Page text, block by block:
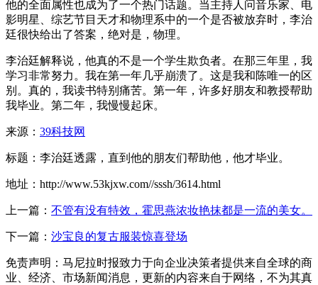
他的全面属性也成为了一个热门话题。当主持人问音乐家、电
影明星、综艺节目天才和物理系中的一个是否被放弃时，李治
廷很快给出了答案，绝对是，物理。
李治廷解释说，他真的不是一个学生欺负者。在那三年里，我
学习非常努力。我在第一年几乎崩溃了。这是我和陈唯一的区
别。真的，我读书特别痛苦。第一年，许多好朋友和教授帮助
我毕业。第二年，我慢慢起床。
来源： 39科技网
标题：李治廷透露，直到他的朋友们帮助他，他才毕业。
地址：http://www.53kjxw.com//sssh/3614.html
上一篇： 不管有没有特效，霍思燕浓妆艳抹都是一流的美女。
下一篇： 沙宝良的复古服装惊喜登场
免责声明：马尼拉时报致力于向企业决策者提供来自全球的商
业、经济、市场新闻消息，更新的内容来自于网络，不为其真